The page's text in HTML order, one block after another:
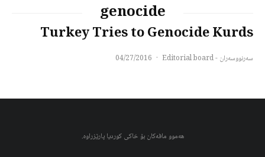
genocide
Turkey Tries to Genocide Kurds
سەرنووسەران - Editorial board ·
04/27/2016
هەموو مافەکان بۆ خاکی کوردیا پارێزراوە.